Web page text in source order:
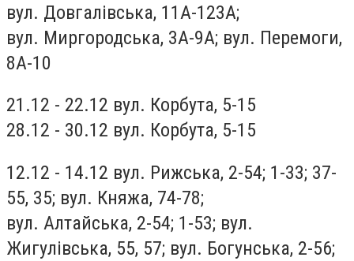
вул. Довгалівська, 11А-123А;
вул. Миргородська, 3А-9А; вул. Перемоги,
8А-10
21.12 - 22.12 вул. Корбута, 5-15
28.12 - 30.12 вул. Корбута, 5-15
12.12 - 14.12 вул. Рижська, 2-54; 1-33; 37-
55, 35; вул. Княжа, 74-78;
вул. Алтайська, 2-54; 1-53; вул.
Жигулівська, 55, 57; вул. Богунська, 2-56;